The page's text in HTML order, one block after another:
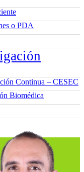
o PDA
Continua – CESEC
Biomédica